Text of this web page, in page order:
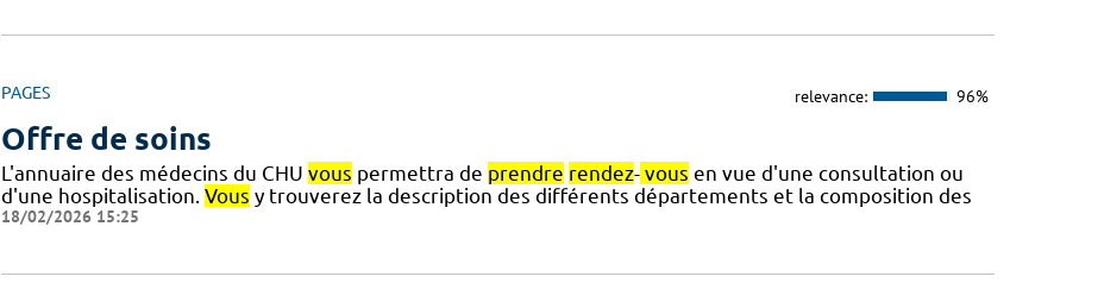
PAGES relevance: 96%
Offre de soins
L'annuaire des médecins du CHU vous permettra de prendre rendez- vous en vue d'une consultation ou
d'une hospitalisation. Vous y trouverez la description des différents départements et la composition des
18/02/2026 15:25